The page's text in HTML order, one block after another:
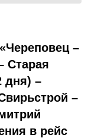
–
Старая
дня) –
–
в рейс